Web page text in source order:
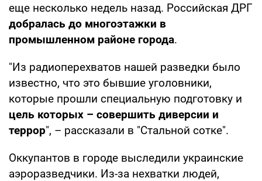
еще несколько недель назад. Российская ДРГ
добралась до многоэтажки в
промышленном районе города.
"Из радиоперехватов нашей разведки было
известно, что это бывшие уголовники,
которые прошли специальную подготовку и
цель которых – совершить диверсии и
террор", – рассказали в "Стальной сотке".
Оккупантов в городе выследили украинские
аэроразведчики. Из-за нехватки людей,